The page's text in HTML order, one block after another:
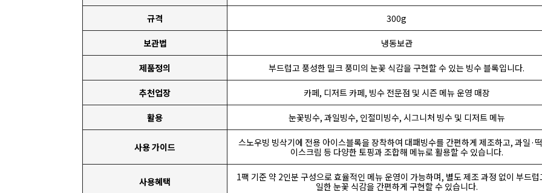
규격 300g
보관법 냉동보관
제품정의 부드럽고 풍성한 밀크 풍미의 눈꽃 식감을 구현할 수 있는 빙수 블록입니다.
추천업장 카페, 디저트 카페, 빙수 전문점 및 시즌 메뉴 운영 매장
활용 눈꽃빙수, 과일빙수, 인절미빙수, 시그니처 빙수 및 디저트 메뉴
사용 가이드
스노우빙 빙삭기에 전용 아이스블록을 장착하여 대패빙수를 간편하게 제조하고, 과일·
이스크림 등 다양한 토핑과 조합해 메뉴로 활용할 수 있습니다.
사용혜택
1팩 기준 약 2인분 구성으로 효율적인 메뉴 운영이 가능하며, 별도 제조 과정 없이 부드럽
일한 눈꽃 식감을 간편하게 구현할 수 있습니다.